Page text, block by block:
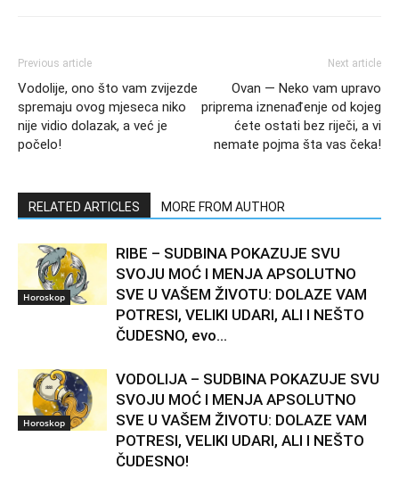
Previous article
Vodolije, ono što vam zvijezde
spremaju ovog mjeseca niko
nije vidio dolazak, a već je
počelo!
Next article
Ovan — Neko vam upravo
priprema iznenađenje od kojeg
ćete ostati bez riječi, a vi
nemate pojma šta vas čeka!
RELATED ARTICLES MORE FROM AUTHOR
Horoskop
RIBE – SUDBINA POKAZUJE SVU
SVOJU MOĆ I MENJA APSOLUTNO
SVE U VAŠEM ŽIVOTU: DOLAZE VAM
POTRESI, VELIKI UDARI, ALI I NEŠTO
ČUDESNO, evo...
Horoskop
VODOLIJA – SUDBINA POKAZUJE SVU
SVOJU MOĆ I MENJA APSOLUTNO
SVE U VAŠEM ŽIVOTU: DOLAZE VAM
POTRESI, VELIKI UDARI, ALI I NEŠTO
ČUDESNO!